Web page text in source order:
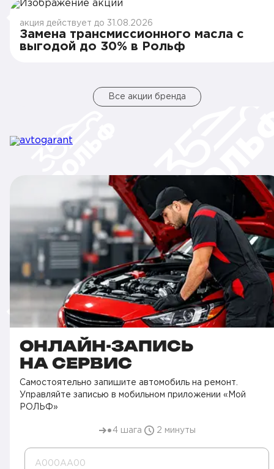
акция действует до 31.08.2026
Замена трансмиссионного масла с
выгодой до 30% в Рольф
Все акции бренда
ОНЛАЙН-ЗАПИСЬ
НА СЕРВИС
Самостоятельно запишите автомобиль на ремонт.
Управляйте записью в мобильном приложении «Мой
РОЛЬФ»
4 шага 2 минуты
А000AA00